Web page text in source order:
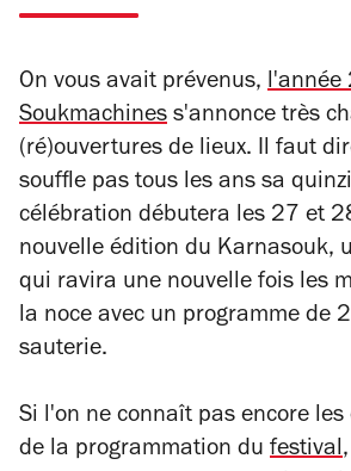
On vous avait prévenus, l'année
Soukmachines s'annonce très
(ré)ouvertures de lieux. Il faut
souffle pas tous les ans sa
célébration débutera les 27 et
nouvelle édition du Karnasouk,
qui ravira une nouvelle fois les
la noce avec un programme de
sauterie.
Si l'on ne connaît pas encore les
de la programmation du festival